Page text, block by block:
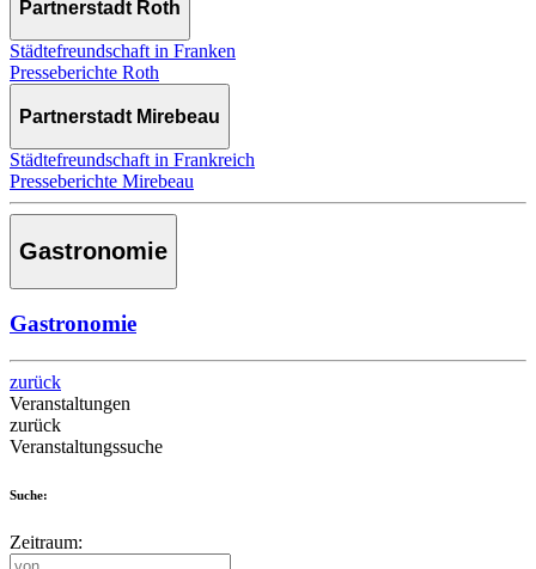
Partnerstadt Roth
Städtefreundschaft in Franken
Presseberichte Roth
Partnerstadt Mirebeau
Städtefreundschaft in Frankreich
Presseberichte Mirebeau
Gastronomie
Gastronomie
zurück
Veranstaltungen
zurück
Veranstaltungssuche
Suche:
Zeitraum: